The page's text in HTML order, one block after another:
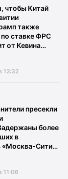
BingX
чтобы Китай
также
ставке ФРС
от Кевина
не будет его
| eSIM
12:32
пресекли
более
в
«Москва-Сити».
эти обменники
11:06